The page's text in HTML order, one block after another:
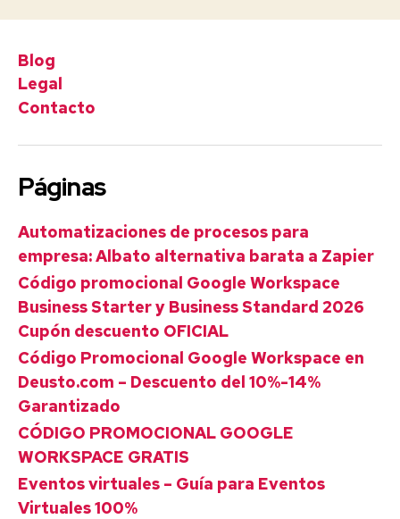
Blog
Legal
Contacto
Páginas
Automatizaciones de procesos para
empresa: Albato alternativa barata a Zapier
Código promocional Google Workspace
Business Starter y Business Standard 2026
Cupón descuento OFICIAL
Código Promocional Google Workspace en
Deusto.com – Descuento del 10%-14%
Garantizado
CÓDIGO PROMOCIONAL GOOGLE
WORKSPACE GRATIS
Eventos virtuales – Guía para Eventos
Virtuales 100%